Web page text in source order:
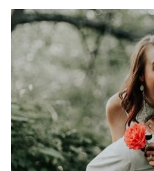
żadnych tajemnic, ani
Poznajcie cztery znaki
będziecie tylko
które są mistrzami
marzy wam się przyjaźń
miłość jak z filmu,
czy wodników.